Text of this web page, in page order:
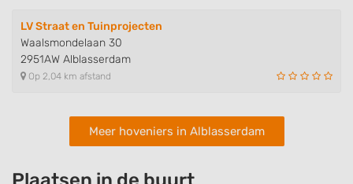
LV Straat en Tuinprojecten
Waalsmondelaan 30
2951AW Alblasserdam
Op 2,04 km afstand
Meer hoveniers in Alblasserdam